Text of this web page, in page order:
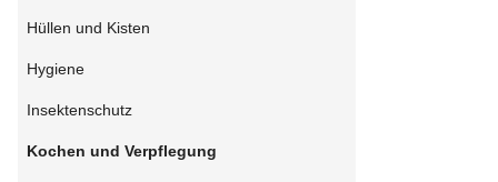
Hüllen und Kisten
Hygiene
Insektenschutz
Kochen und Verpflegung